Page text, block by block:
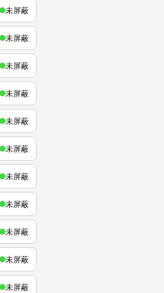
未屏蔽
未屏蔽
未屏蔽
未屏蔽
未屏蔽
未屏蔽
未屏蔽
未屏蔽
未屏蔽
未屏蔽
未屏蔽